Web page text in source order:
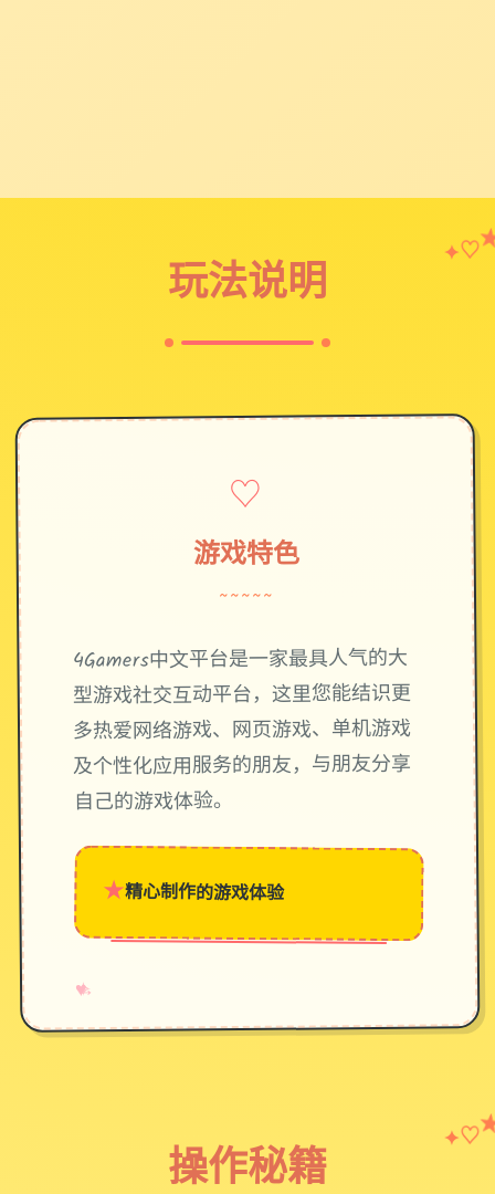
玩法说明
✦♡
♡
游戏特色
~~~~~
4Gamers中文平台是一家最具人气的大
型游戏社交互动平台，这里您能结识更
多热爱网络游戏、网页游戏、单机游戏
及个性化应用服务的朋友，与朋友分享
自己的游戏体验。
★精心制作的游戏体验
♥
✧
→
操作秘籍
✦♡